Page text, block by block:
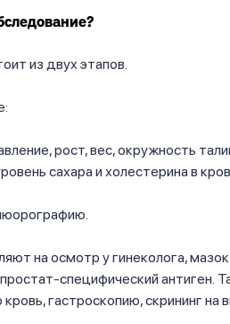
из двух этапов.
рост, вес, окружность
сахара и холестерина в
на осмотр у гинеколога,
простат-специфический антиген.
гастроскопию, скрининг на